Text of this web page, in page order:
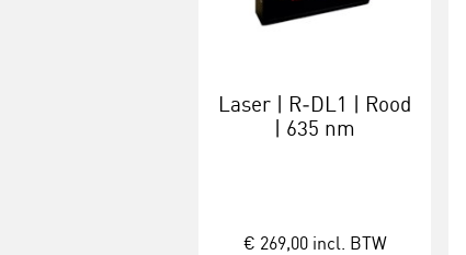
Laser | R‑DL1 | Rood
| 635 nm
€ 269,00 incl. BTW